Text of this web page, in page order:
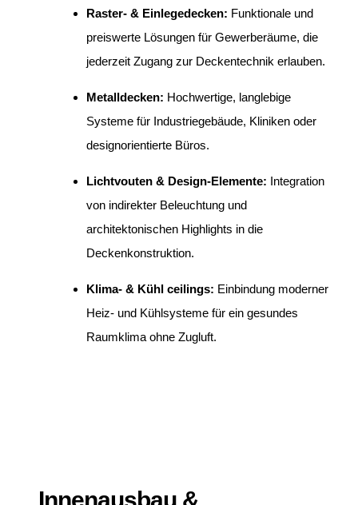
Raster- & Einlegedecken: Funktionale und
preiswerte Lösungen für Gewerberäume, die
jederzeit Zugang zur Deckentechnik erlauben.
Metalldecken: Hochwertige, langlebige
Systeme für Industriegebäude, Kliniken oder
designorientierte Büros.
Lichtvouten & Design-Elemente: Integration
von indirekter Beleuchtung und
architektonischen Highlights in die
Deckenkonstruktion.
Klima- & Kühl ceilings: Einbindung moderner
Heiz- und Kühlsysteme für ein gesundes
Raumklima ohne Zugluft.